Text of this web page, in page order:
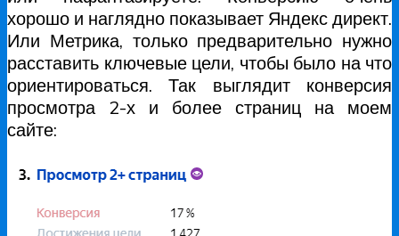
хорошо и наглядно показывает Яндекс директ.
Или Метрика, только предварительно нужно
расставить ключевые цели, чтобы было на что
ориентироваться. Так выглядит конверсия
просмотра 2-х и более страниц на моем
сайте: